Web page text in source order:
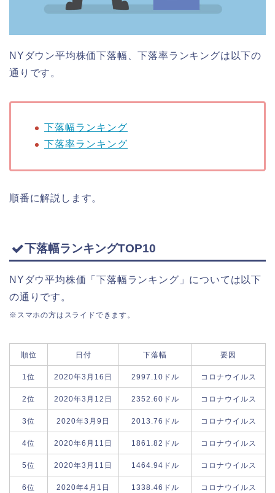
NYダウン平均株価下落幅、下落率ランキングは以下の
通りです。
下落幅ランキング
下落率ランキング
順番に解説します。
下落幅ランキングTOP10
NYダウ平均株価「下落幅ランキング」については以下
の通りです。
※スマホの方はスライドできます。
順位 日付 下落幅 要因
1位 2020年3月16日 2997.10ドル コロナウイルス
2位 2020年3月12日 2352.60ドル コロナウイルス
3位 2020年3月9日 2013.76ドル コロナウイルス
4位 2020年6月11日 1861.82ドル コロナウイルス
5位 2020年3月11日 1464.94ドル コロナウイルス
6位 2020年4月1日 1338.46ドル コロナウイルス